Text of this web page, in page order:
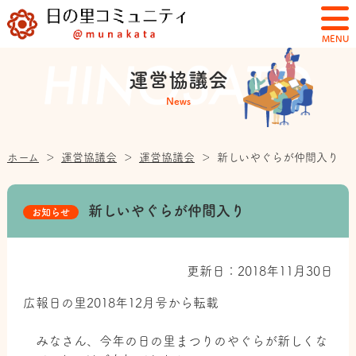
MENU
運営協議会
News
ホーム ＞ 運営協議会 ＞ 運営協議会 ＞ 新しいやぐらが仲間入り
お知らせ 新しいやぐらが仲間入り
更新日：2018年11月30日
広報日の里2018年12月号から転載
みなさん、今年の日の里まつりのやぐらが新しくな